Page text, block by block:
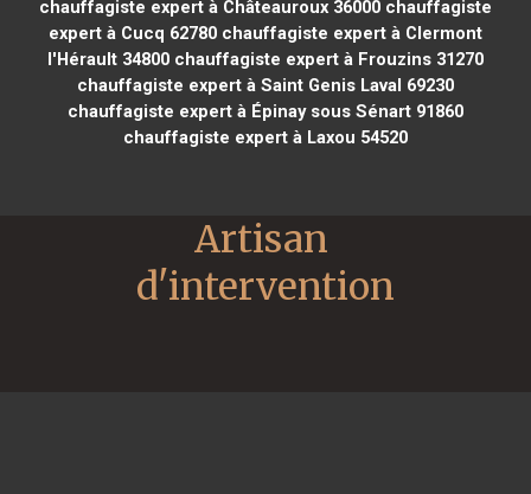
chauffagiste expert à Châteauroux 36000chauffagiste
expert à Cucq 62780chauffagiste expert à Clermont
l'Hérault 34800chauffagiste expert à Frouzins 31270
chauffagiste expert à Saint Genis Laval 69230
chauffagiste expert à Épinay sous Sénart 91860
chauffagiste expert à Laxou 54520
Artisan
d'intervention